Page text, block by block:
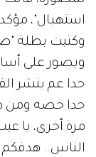
استهبال"،
وكتبت بطلة
ويصور على
حدا عم ينشر
حدا خصه ومن
مرة أخرى، يا
الناس.. هدفكم